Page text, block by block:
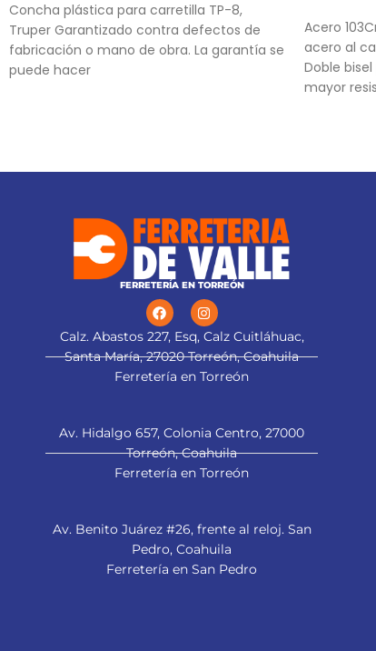
Concha plástica para carretilla TP-8,
Truper Garantizado contra defectos de
fabricación o mano de obra. La garantía se
puede hacer
Acero
acero al
Doble
mayor
FERRETERÍA EN TORREÓN
Calz. Abastos 227, Esq, Calz Cuitláhuac,
Santa María, 27020 Torreón, Coahuila
Ferretería en Torreón
Av. Hidalgo 657, Colonia Centro, 27000
Torreón, Coahuila
Ferretería en Torreón
Av. Benito Juárez #26, frente al reloj. San
Pedro, Coahuila
Ferretería en San Pedro